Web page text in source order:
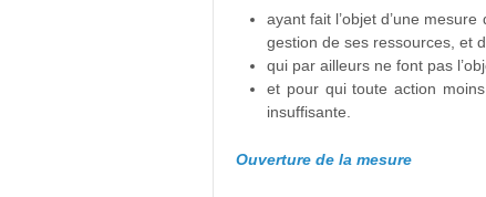
ayant fait l’objet d’une
gestion de ses ressources, et
qui par ailleurs ne font pas
et pour qui toute action
insuffisante.
Ouverture de la mesure